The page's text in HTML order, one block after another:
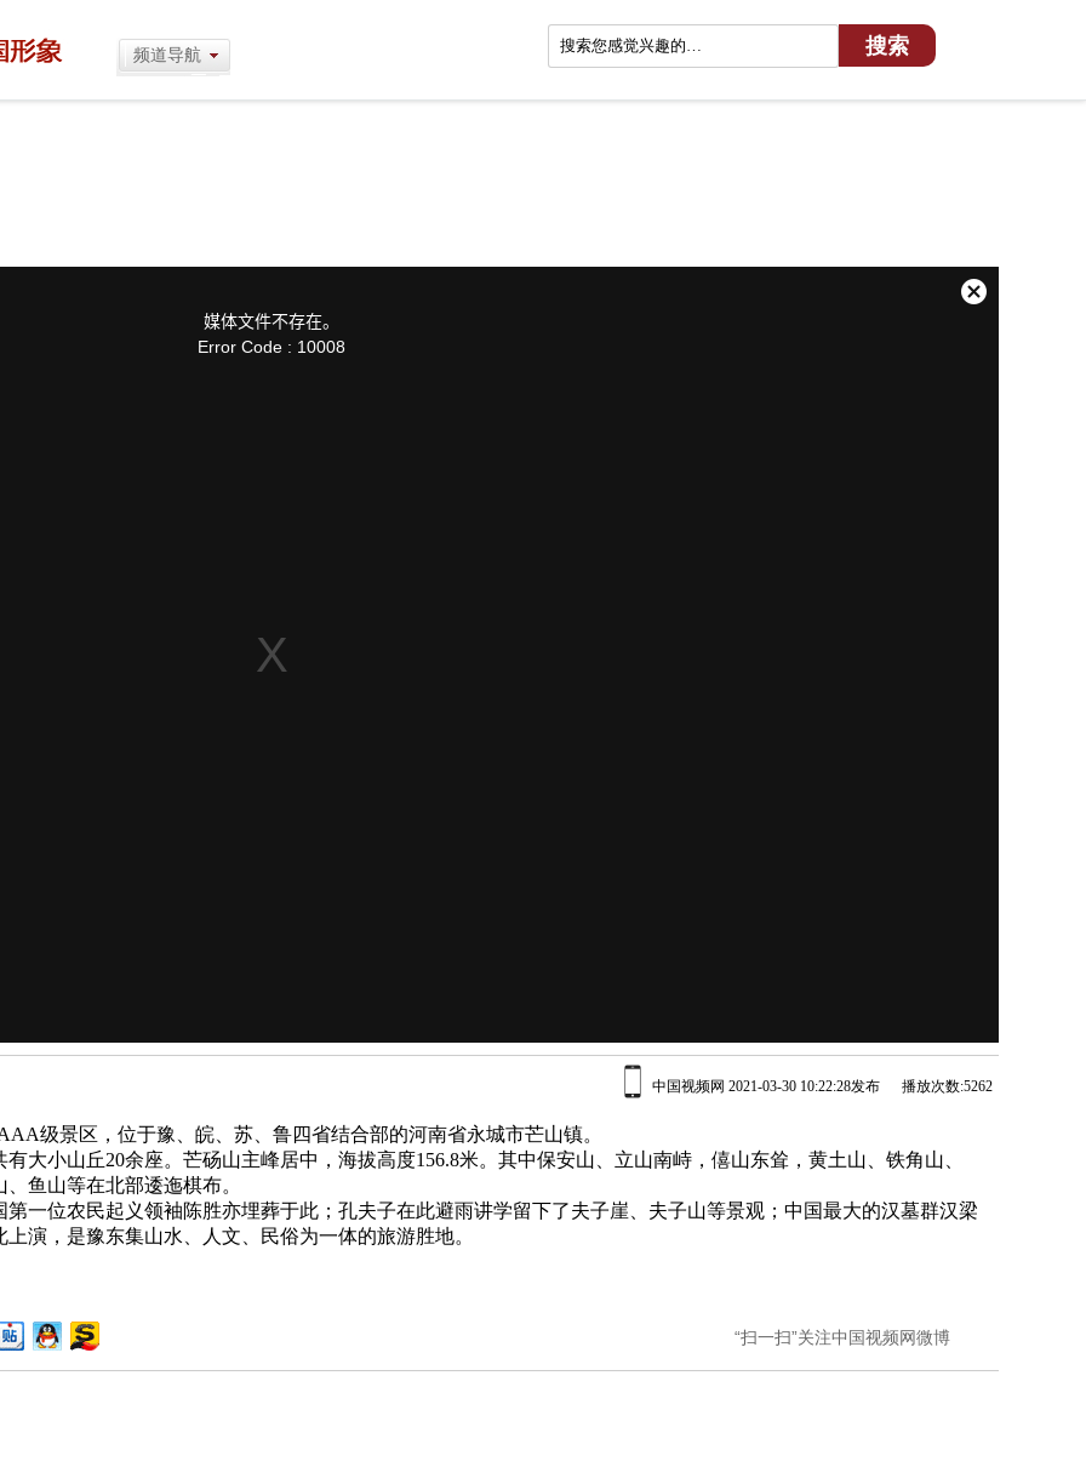
频道导航
媒体文件不存在。
Error Code : 10008
关
中国视频网 2021-03-30 10:22:28发布 播放次数:5262
景区，位于豫、皖、苏、鲁四省结合部的河南省永城市芒山镇。
小山丘20余座。芒砀山主峰居中，海拔高度156.8米。其中保安山、立山南峙，僖山东耸，黄土山、铁角山、
鱼山等在北部逶迤棋布。
位农民起义领袖陈胜亦埋葬于此；孔夫子在此避雨讲学留下了夫子崖、夫子山等景观；中国最大的汉墓群汉梁
演，是豫东集山水、人文、民俗为一体的旅游胜地。
“扫一扫”关注中国视频网微博